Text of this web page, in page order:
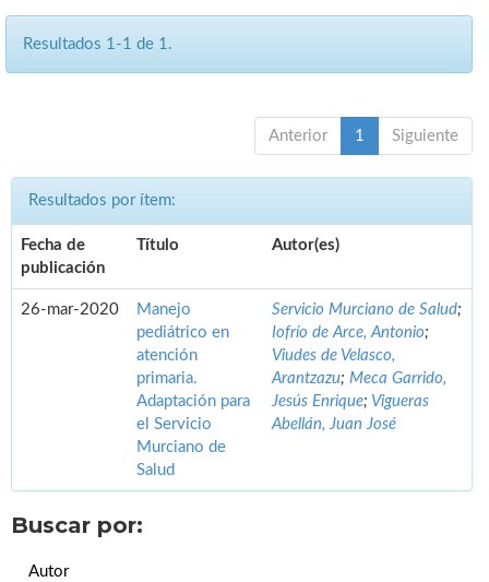
Resultados 1-1 de 1.
Anterior 1 Siguiente
Resultados por ítem:
Fecha de
publicación
Título Autor(es)
26-mar-2020
Manejo
pediátrico en
atención
primaria.
Adaptación para
el Servicio
Murciano de
Salud
Servicio Murciano de Salud;
Iofrío de Arce, Antonio;
Viudes de Velasco,
Arantzazu; Meca Garrido,
Jesús Enrique; Vigueras
Abellán, Juan José
Buscar por:
Autor